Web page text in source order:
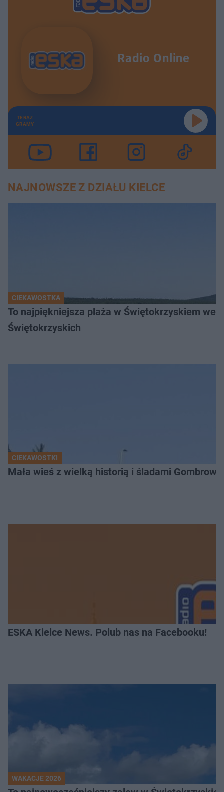
Radio Online
TERAZ
GRAMY
NAJNOWSZE Z DZIAŁU KIELCE
CIEKAWOSTKA
To najpiękniejsza plaża w Świętokrzyskiem
Świętokrzyskich
CIEKAWOSTKI
Mała wieś z wielką historią i śladami
ESKA Kielce News. Polub nas na Facebooku!
WAKACJE 2026